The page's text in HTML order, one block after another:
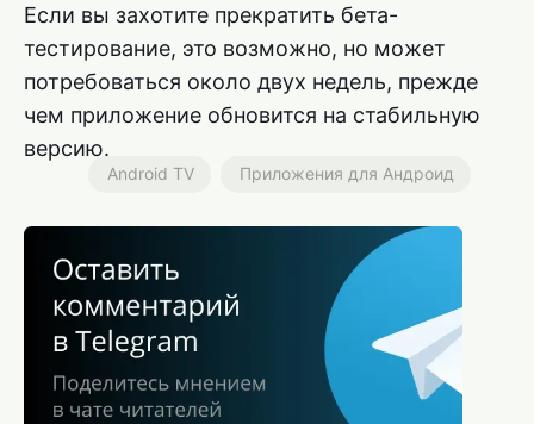
Если вы захотите прекратить бета-
тестирование, это возможно, но может
потребоваться около двух недель, прежде
чем приложение обновится на стабильную
версию.
Android TV Приложения для Андроид